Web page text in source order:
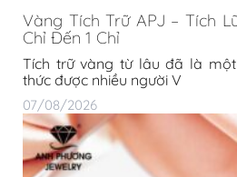
Vàng Tích Trữ APJ – Tích
Chỉ Đến 1 Chỉ
Tích trữ vàng từ lâu đã là
thức được nhiều người V
07/08/2026